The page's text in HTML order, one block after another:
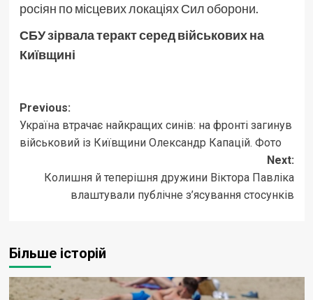
росіян по місцевих локаціях Сил оборони.
СБУ зірвала теракт серед військових на
Київщині
Post
navigation
Previous:
Україна втрачає найкращих синів: на фронті загинув
військовий із Київщини Олександр Капацій. Фото
Next:
Колишня й теперішня дружини Віктора Павліка
влаштували публічне з’ясування стосунків
Більше історій